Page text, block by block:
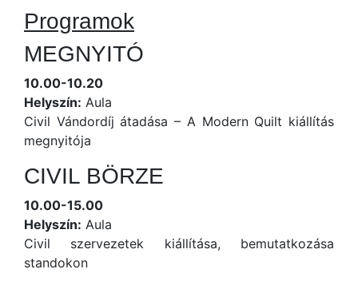
Programok
MEGNYITÓ
10.00-10.20
Helyszín: Aula
Civil Vándordíj átadása – A Modern Quilt kiállítás
megnyitója
CIVIL BÖRZE
10.00-15.00
Helyszín: Aula
Civil szervezetek kiállítása, bemutatkozása
standokon